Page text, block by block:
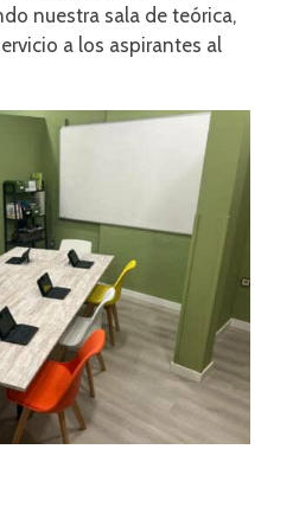
nuestra sala de teórica,
a los aspirantes al